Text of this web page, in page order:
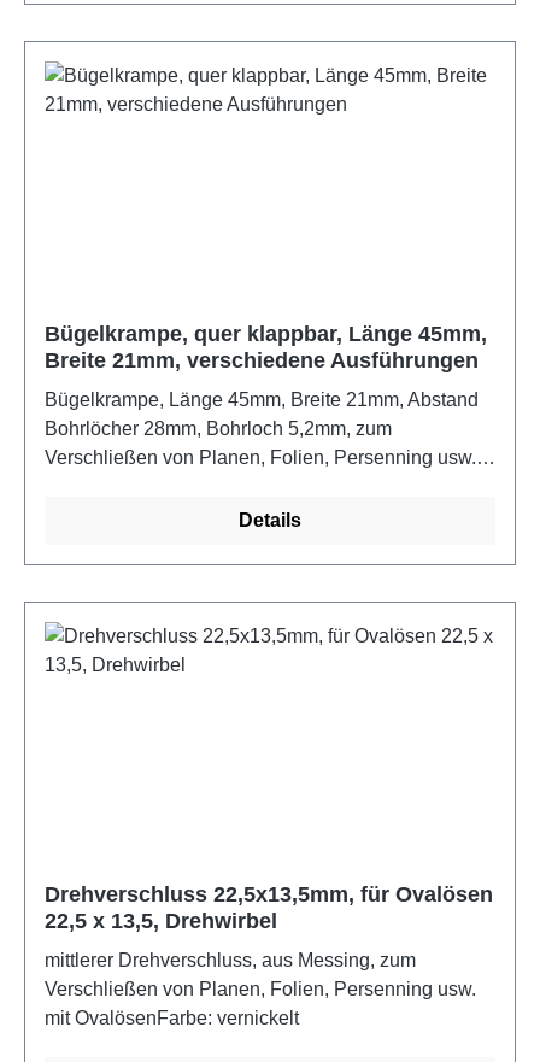
Bügelkrampe, quer klappbar, Länge 45mm,
Breite 21mm, verschiedene Ausführungen
Bügelkrampe, Länge 45mm, Breite 21mm, Abstand
Bohrlöcher 28mm, Bohrloch 5,2mm, zum
Verschließen von Planen, Folien, Persenning usw.
Details
Drehverschluss 22,5x13,5mm, für Ovalösen
22,5 x 13,5, Drehwirbel
mittlerer Drehverschluss, aus Messing, zum
Verschließen von Planen, Folien, Persenning usw.
mit OvalösenFarbe: vernickelt